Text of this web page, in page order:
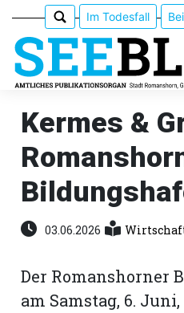
Epaper
Veranstaltungen
Erlebnisführer
App
Im Todesfall
Kermes &
03.06.2026
Der Romanshorner
am Samstag, 6.